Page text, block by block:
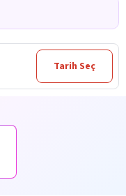
Tarih Seç